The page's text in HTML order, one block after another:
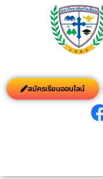
สมัครเรียนออนไลน์